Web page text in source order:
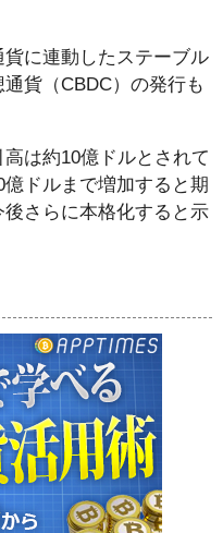
に連動したステーブル
貨（CBDC）の発行も
は約10億ドルとされて
ドルまで増加すると期
さらに本格化すると示